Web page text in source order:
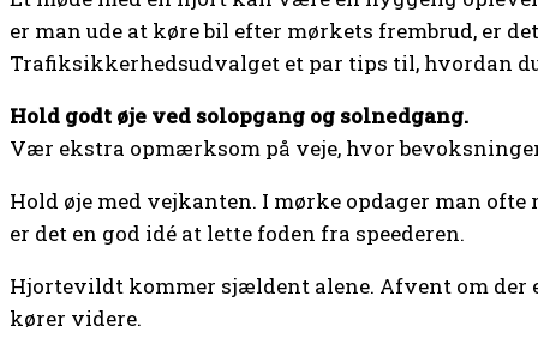
er man ude at køre bil efter mørkets frembrud, er
Trafiksikkerhedsudvalget et par tips til, hvordan
Hold godt øje ved solopgang og solnedgang.
Vær ekstra opmærksom på veje, hvor
Hold øje med vejkanten. I mørke opdager man ofte
er det en god idé at lette foden fra speederen.
Hjortevildt kommer sjældent alene. Afvent om der
kører videre.